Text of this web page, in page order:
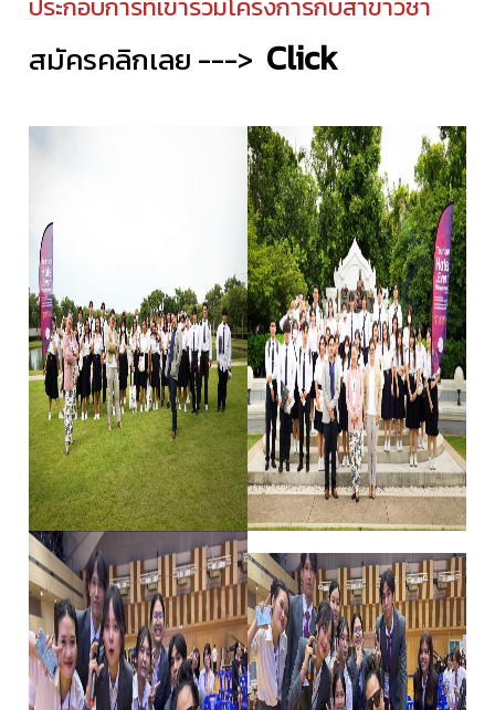
ประกอบการที่เข้าร่วมโครงการกับสาขาวิชา
สมัครคลิกเลย ---> Click